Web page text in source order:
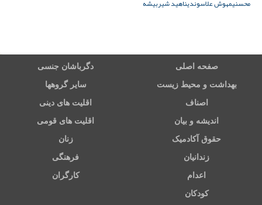
محسنیمهوش علاسوندیناهید شیربیشه
صفحه اصلی دگرباشان جنسی
بهداشت و محیط زیست سایر گروهها
اصناف اقلیت های دینی
اندیشه و بیان اقلیت های قومی
حقوق آکادمیک زنان
زندانیان فرهنگی
اعدام کارگران
کودکان